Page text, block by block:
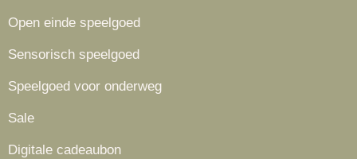
Open einde speelgoed
Sensorisch speelgoed
Speelgoed voor onderweg
Sale
Digitale cadeaubon